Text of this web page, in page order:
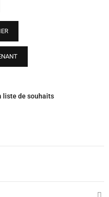
liste de souhaits